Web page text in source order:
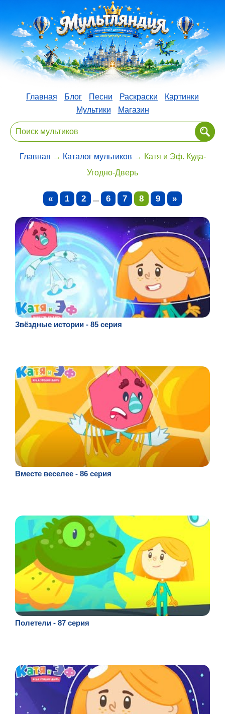
Главная Блог Песни Раскраски
Картинки
Мультики
Магазин
Главная → Каталог мультиков → Катя и Эф. Куда-
Угодно-Дверь
« 1 2 ... 6 7 8 9 »
Звёздные истории - 85 серия
Вместе веселее - 86 серия
Полетели - 87 серия